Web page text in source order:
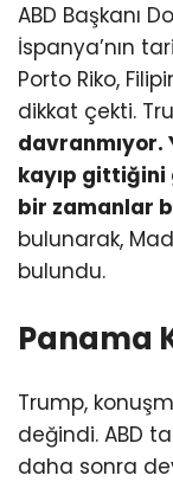
ABD Başkanı
İspanya’nın
Porto Riko,
dikkat çekti.
davranmıyor.
kayıp gittiğini
bir zamanlar
bulunarak,
bulundu.
Panama
Trump,
değindi. ABD
daha sonra